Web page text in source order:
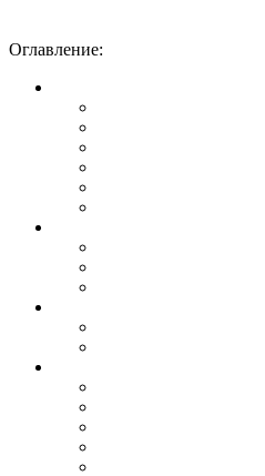
Оглавление: